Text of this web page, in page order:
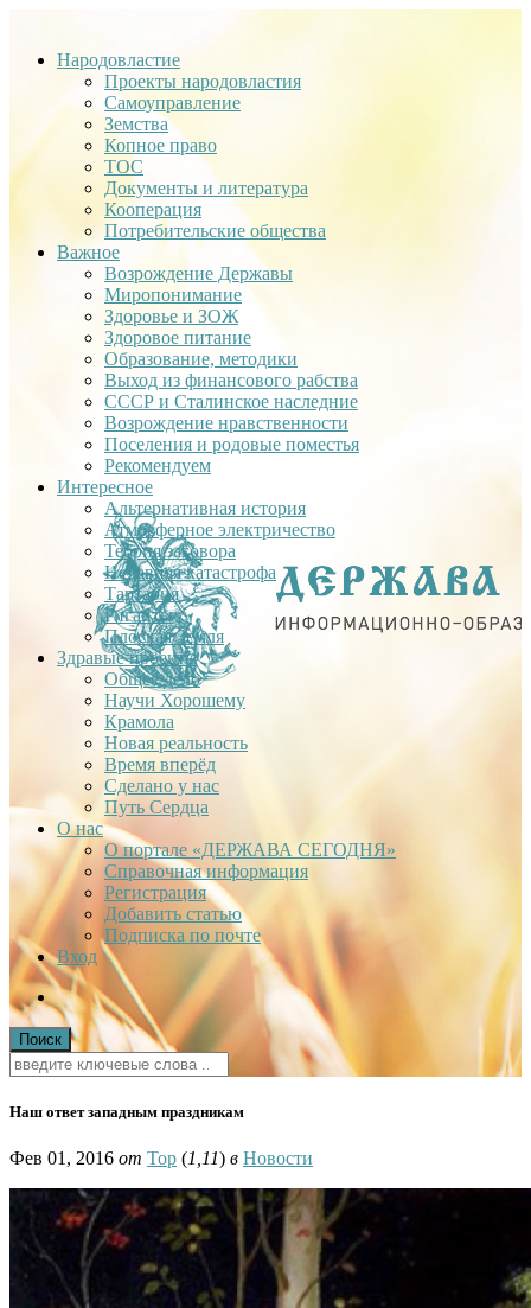
Народовластие
Проекты народовластия
Самоуправление
Земства
Копное право
ТОС
Документы и литература
Кооперация
Потребительские общества
Важное
Возрождение Державы
Миропонимание
Здоровье и ЗОЖ
Здоровое питание
Образование, методики
Выход из финансового рабства
СССР и Сталинское наследние
Возрождение нравственности
Поселения и родовые поместья
Рекомендуем
Интересное
Альтернативная история
Атмосферное электричество
Теория заговора
Недавняя катастрофа
Тартария
Гиганты
Плоская Земля
Здравые проекты
Общее дело
Научи Хорошему
Крамола
Новая реальность
Время вперёд
Сделано у нас
Путь Сердца
О нас
О портале «ДЕРЖАВА СЕГОДНЯ»
Справочная информация
Регистрация
Добавить статью
Подписка по почте
Вход
Наш ответ западным праздникам
Фев 01, 2016 от Тор (1,11) в Новости